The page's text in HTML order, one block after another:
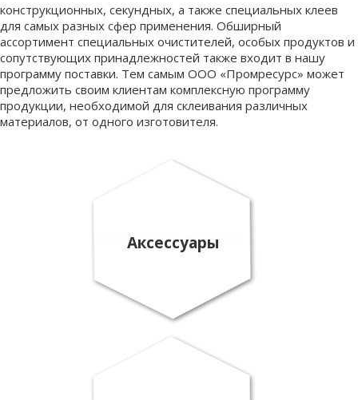
конструкционных, секундных, а также специальных клеев
для самых разных сфер применения. Обширный
ассортимент специальных очистителей, особых продуктов и
сопутствующих принадлежностей также входит в нашу
программу поставки. Тем самым ООО «Промресурс» может
предложить своим клиентам комплексную программу
продукции, необходимой для склеивания различных
материалов, от одного изготовителя.
Аксессуары